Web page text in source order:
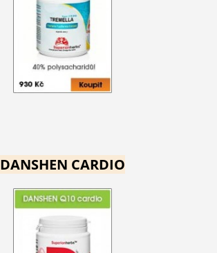
DANSHEN CARDIO